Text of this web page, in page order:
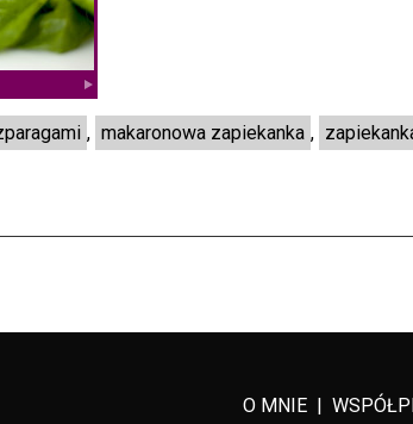
, makaronowa zapiekanka ,
O MNIE |